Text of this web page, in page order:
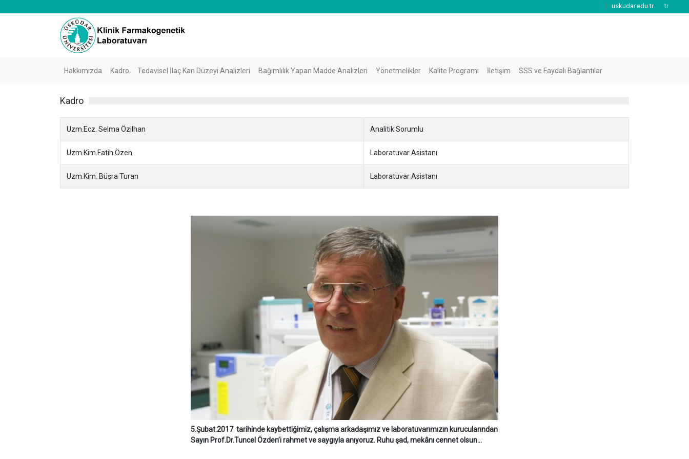
uskudar.edu.tr tr
Hakkımızda Kadro Tedavisel İlaç Kan Düzeyi Analizleri Bağımlılık Yapan Madde Analizleri Yönetmelikler Kalite Programı İletişim SSS ve Faydalı Bağlantılar
Kadro
Uzm.Ecz. Selma Özilhan Analitik Sorumlu
Uzm.Kim.Fatih Özen Laboratuvar Asistanı
Uzm.Kim. Büşra Turan Laboratuvar Asistanı
5.Şubat.2017 tarihinde kaybettiğimiz, çalışma arkadaşımız ve laboratuvarımızın kurucularından
Sayın Prof.Dr.Tuncel Özden’i rahmet ve saygıyla anıyoruz. Ruhu şad, mekânı cennet olsun...